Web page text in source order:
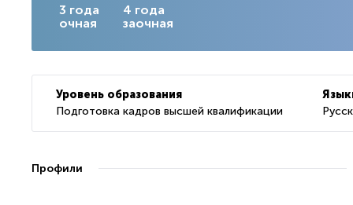
3 года
очная
4 года
заочная
Уровень образования
Подготовка кадров высшей квалификации
Профили